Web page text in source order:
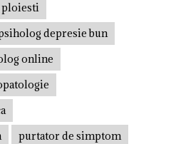
ploiesti
depresie bun
online
purtator de simptom